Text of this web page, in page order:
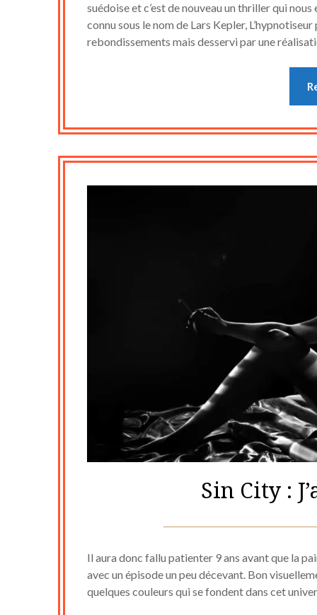
suédoise et c’est de nouveau un thriller qui
connu sous le nom de Lars Kepler,
rebondissements mais desservi par une
Sin City :
Il aura donc fallu patienter 9 ans avant que la
avec un épisode un peu décevant. Bon
quelques couleurs qui se fondent dans cet